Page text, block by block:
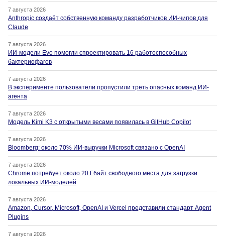
7 августа 2026
Anthropic создаёт собственную команду разработчиков ИИ-чипов для
Claude
7 августа 2026
ИИ-модели Evo помогли спроектировать 16 работоспособных
бактериофагов
7 августа 2026
В эксперименте пользователи пропустили треть опасных команд ИИ-
агента
7 августа 2026
Модель Kimi K3 с открытыми весами появилась в GitHub Copilot
7 августа 2026
Bloomberg: около 70% ИИ-выручки Microsoft связано с OpenAI
7 августа 2026
Chrome потребует около 20 Гбайт свободного места для загрузки
локальных ИИ-моделей
7 августа 2026
Amazon, Cursor, Microsoft, OpenAI и Vercel представили стандарт Agent
Plugins
7 августа 2026